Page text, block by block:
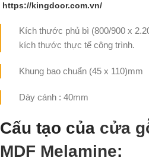
https://kingdoor.com.vn/
Kích thước phủ bì (800/900 x
kích thước thực tế công trình.
Khung bao chuẩn (45 x 110)mm
Dày cánh : 40mm
Cấu tạo của cửa
MDF Melamine: